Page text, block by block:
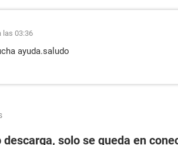
las 03:36
ayuda.saludo
solo se queda en